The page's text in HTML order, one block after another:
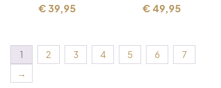
prijs
€ 39,95
prijs
prijs
€ 49,95
prijs
1 2 3 4 5 6
7
→